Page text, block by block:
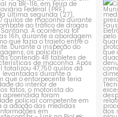
48 quilos de maconha
ônibus...
1 0